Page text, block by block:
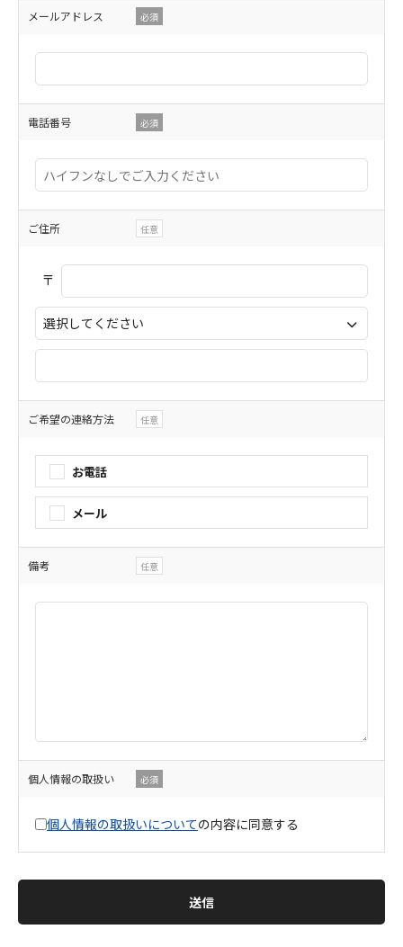
メールアドレス 必須
電話番号 必須
ご住所 任意
ご希望の連絡方法 任意
お電話
メール
備考 任意
個人情報の取扱い 必須
個人情報の取扱いについての内容に同意する